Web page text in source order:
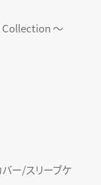
Collection 〜
ー/スリーブケ